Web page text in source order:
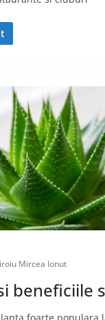
Mircea Ionut
beneficiile